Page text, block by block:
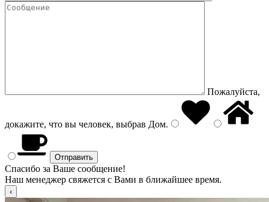
Пожалуйста,
докажите, что вы человек, выбрав Дом.
Спасибо за Ваше сообщение!
Наш менеджер свяжется с Вами в ближайшее время.